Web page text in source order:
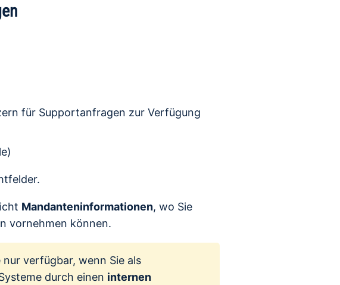
für Supportanfragen zur Verfügung
Mandanteninformationen, wo Sie
vornehmen können.
verfügbar, wenn Sie als
durch einen internen